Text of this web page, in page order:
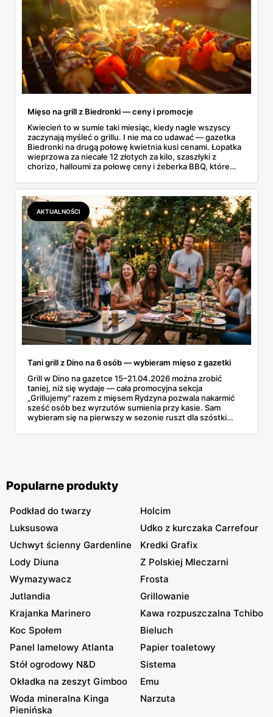
Mięso na grill z Biedronki — ceny i promocje
Kwiecień to w sumie taki miesiąc, kiedy nagle wszyscy
zaczynają myśleć o grillu. I nie ma co udawać — gazetka
Biedronki na drugą połowę kwietnia kusi cenami. Łopatka
wieprzowa za niecałe 12 złotych za kilo, szaszłyki z
chorizo, halloumi za połowę ceny i żeberka BBQ, które
grillowe z oferty 16-30 kwietnia, żeby nie trzeba było
przekopywać się przez całą gazetkę.
AKTUALNOŚCI
Tani grill z Dino na 6 osób — wybieram mięso z gazetki
Grill w Dino na gazetce 15–21.04.2026 można zrobić
taniej, niż się wydaje — cała promocyjna sekcja
„Grillujemy" razem z mięsem Rydzyna pozwala nakarmić
sześć osób bez wyrzutów sumienia przy kasie. Sam
wybieram się na pierwszy w sezonie ruszt dla szóstki
porannej kawie. Kiełbasa Biesiadna za 11,99 zł,
Popularne produkty
Podkład do twarzy
Holcim
Luksusowa
Udko z kurczaka Carrefour
Uchwyt ścienny Gardenline
Kredki Grafix
Lody Diuna
Z Polskiej Mleczarni
Wymazywacz
Frosta
Jutlandia
Grillowanie
Krajanka Marinero
Kawa rozpuszczalna Tchibo
Koc Społem
Bieluch
Panel lamelowy Atlanta
Papier toaletowy
Stół ogrodowy N&D
Sistema
Okładka na zeszyt Gimboo
Emu
Woda mineralna Kinga
Pienińska
Narzuta